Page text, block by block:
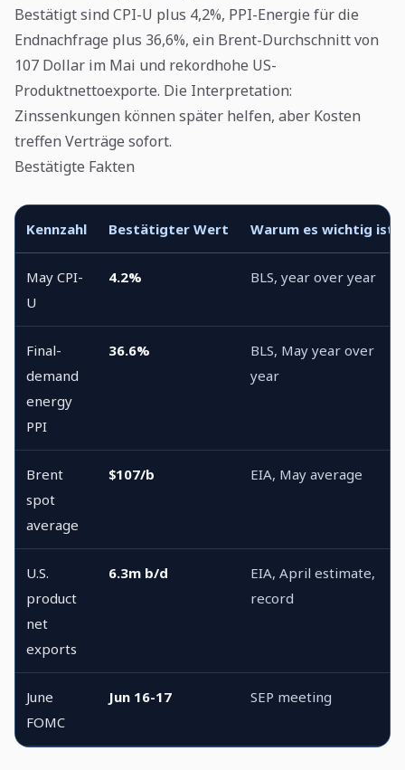
Bestätigt sind CPI-U plus 4,2%, PPI-Energie für die
Endnachfrage plus 36,6%, ein Brent-Durchschnitt von
107 Dollar im Mai und rekordhohe US-
Produktnettoexporte. Die Interpretation:
Zinssenkungen können später helfen, aber Kosten
treffen Verträge sofort.
Bestätigte Fakten
Kennzahl Bestätigter Wert Warum es wichtig ist
May CPI-
U
4.2% BLS, year over year
Final-
demand
energy
PPI
36.6%
BLS, May year over
year
Brent
spot
average
$107/b EIA, May average
U.S.
product
net
exports
6.3m b/d
EIA, April estimate,
record
June
FOMC
Jun 16-17 SEP meeting